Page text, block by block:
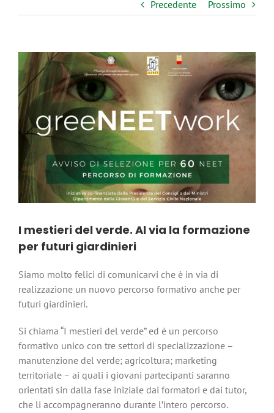
Precedente Prossimo
Ingrandisci
immagine
I mestieri del verde. Al via la formazione
per futuri giardinieri
Siamo molto felici di comunicarvi che è in via di
realizzazione un nuovo percorso formativo anche per
futuri giardinieri.
Si chiama “I mestieri del verde” ed è un percorso
formativo unico con tre settori di specializzazione –
manutenzione del verde; agricoltura; marketing
territoriale – ai quali i giovani partecipanti saranno
orientati sin dalla fase iniziale dai formatori e dai tutor,
che li accompagneranno durante l’intero percorso.